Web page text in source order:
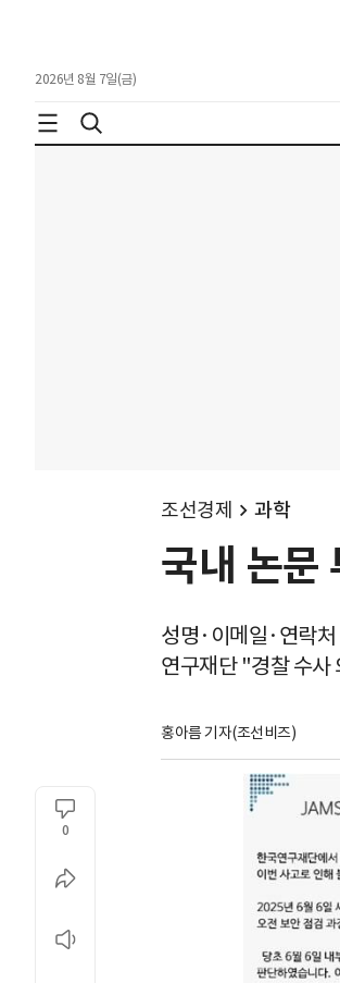
2026년 8월 7일(금)
조선경제 과학
국내 논문
성명·이메일·연락
연구재단 "경찰 수사
홍아름 기자(조선비즈)
0